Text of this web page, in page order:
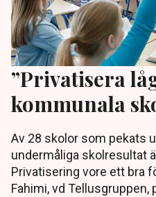
”Privatisera
kommunala
Av 28 skolor som pekats
undermåliga skolresultat
Privatisering vore ett bra
Fahimi, vd Tellusgruppen,